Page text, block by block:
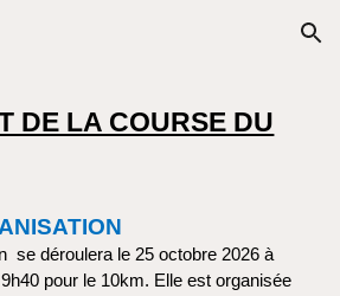
Skip to navigation
DE LA COURSE DU
se déroulera le 25 octobre 2026 à
pour le 10km. Elle est organisée